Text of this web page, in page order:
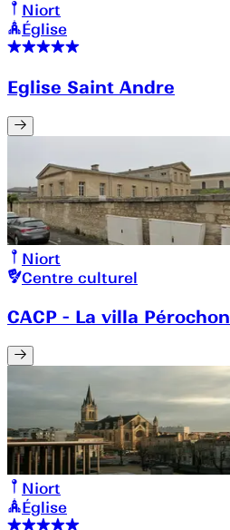
Niort
Église
Eglise Saint Andre
Niort
Centre culturel
CACP - La villa Pérochon
Niort
Église